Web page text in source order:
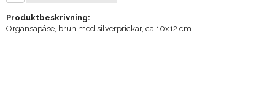
Produktbeskrivning:
Organsapåse, brun med silverprickar, ca 10x12 cm